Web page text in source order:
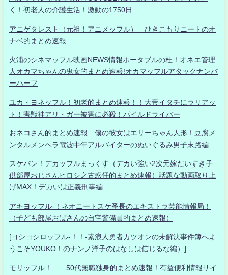
く！初老人の介護生活！激動の1750日
アニゲタレスト（元祖！アニメッフル） ひきこもりニートのオ
ナベ的まとめ速報
火浦のシネマッフル映画NEWS情報ポータブルの杜！オネエ管理
人オカマちゃんの鬼女的まとめ速報!オカマッフルアタックナンバ
ーハーフ
ユカ・ヨネッフル！初老的まとめ速報！！大帝イタチにラリアッ
ト！害獣神アリ・ガー被害に必殺！パイルドライバー
おネコさん的まとめ速報 僕の彼女はエリーちゃん人形！豆腐メ
ンタルメンヘラ電波中年アルバイターのぬいぐるみ男子末路編
スケバン！デカッフルまっくす（デカい強い2次元嫁だいすき子
供部屋おじさんヒロシ之古惑仔的まとめ速報）話題な動画取り上
げMAX！デカいは正義刑事編
アキヨッフル-！ネオニートスケ番長のエキストラ芸能情報局！
（子ども部屋おばさんの自宅警備員的まとめ速報）
[ヨシヨシロッフル-！！-素浪人勇者カツオンの未解決事件簿へよ
うこそYOUKO！のナンノ洋子のはなしは信じるな編）]
モリッフル！ 50代無職独身的まとめ速報！有益便利情報サイ